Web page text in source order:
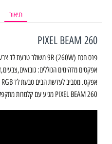
תיאור
PIXEL BEAM 260
PIXEL BEAM 260 מגיע עם קלמרות מתקפלות מובנות לנוחות מקסימלית.